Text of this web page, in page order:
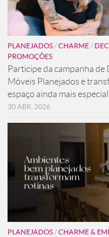
PLANEJADOS /CHARME /
PROMOÇÕES
Participe da campanha
Móveis Planejados e
espaço ainda mais especial
30 ABR, 2026
PLANEJADOS /CHARME &